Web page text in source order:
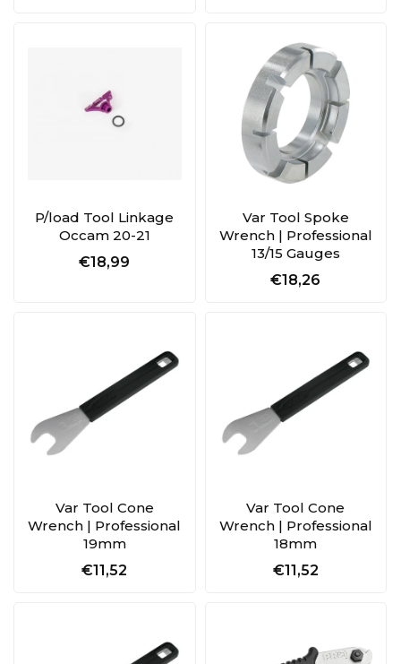
P/load Tool Linkage
Occam 20-21
€18,99
Var Tool Spoke
Wrench | Professional
13/15 Gauges
€18,26
Var Tool Cone
Wrench | Professional
19mm
€11,52
Var Tool Cone
Wrench | Professional
18mm
€11,52